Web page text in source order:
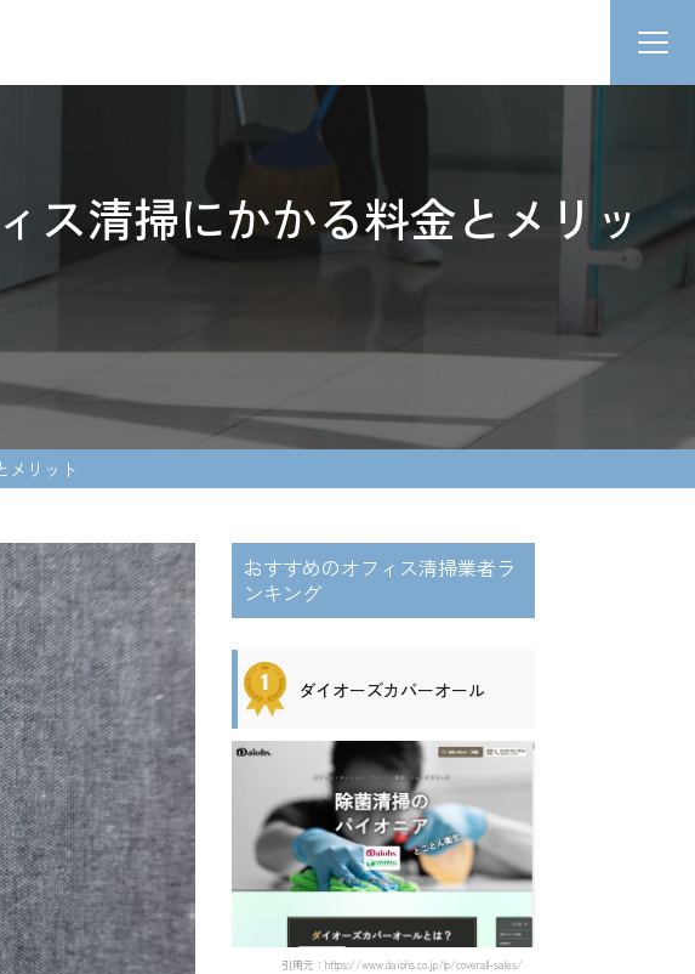
ス清掃にかかる料金とメリッ
メリット
おすすめのオフィス清掃業者ラ
ンキング
ダイオーズカバーオール
引用元：https://www.daiohs.co.jp/lp/coverall-sales/